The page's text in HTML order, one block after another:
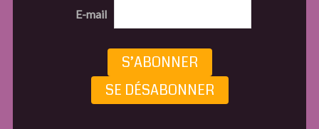
E-mail
S’ABONNER
SE DÉSABONNER